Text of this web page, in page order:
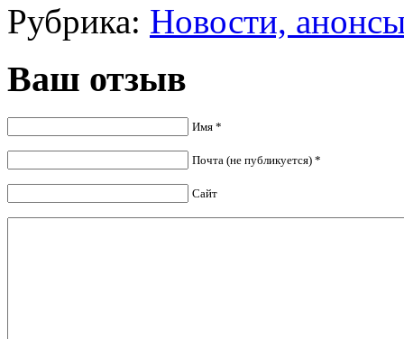
Рубрика: Новости,
Ваш отзыв
Имя *
Почта (не публикуется) *
Сайт